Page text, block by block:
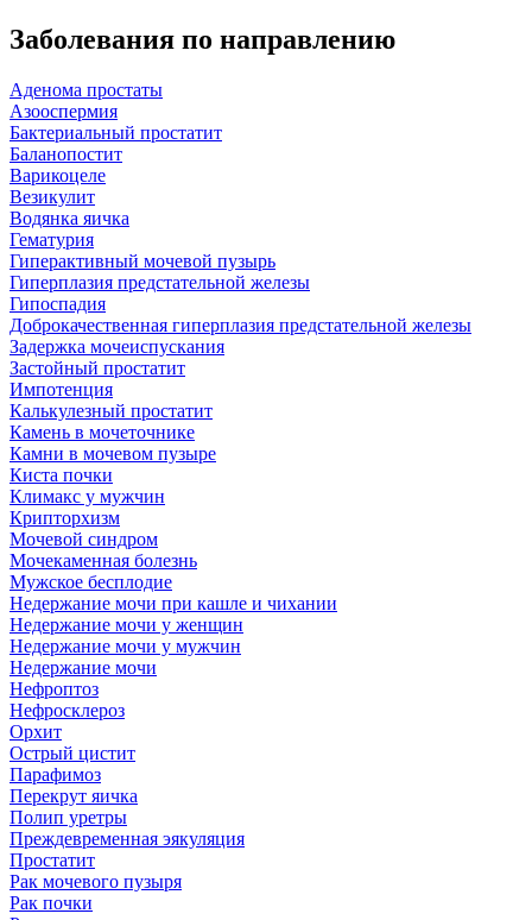
Заболевания по направлению
Аденома простаты
Азооспермия
Бактериальный простатит
Баланопостит
Варикоцеле
Везикулит
Водянка яичка
Гематурия
Гиперактивный мочевой пузырь
Гиперплазия предстательной железы
Гипоспадия
Доброкачественная гиперплазия предстательной железы
Задержка мочеиспускания
Застойный простатит
Импотенция
Калькулезный простатит
Камень в мочеточнике
Камни в мочевом пузыре
Киста почки
Климакс у мужчин
Крипторхизм
Мочевой синдром
Мочекаменная болезнь
Мужское бесплодие
Недержание мочи при кашле и чихании
Недержание мочи у женщин
Недержание мочи у мужчин
Недержание мочи
Нефроптоз
Нефросклероз
Орхит
Острый цистит
Парафимоз
Перекрут яичка
Полип уретры
Преждевременная эякуляция
Простатит
Рак мочевого пузыря
Рак почки